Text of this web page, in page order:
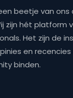
beetje van ons
zijn hét platform
Het zijn de
en recencies
binden.